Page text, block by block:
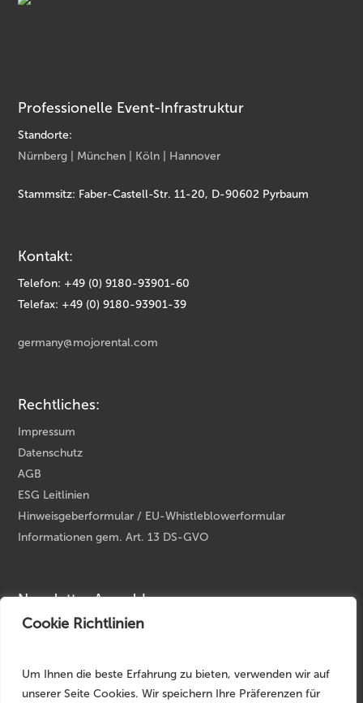
Cookie Richtlinien
Um Ihnen die beste Erfahrung zu bieten, verwenden wir auf
unserer Seite Cookies. Wir speichern Ihre Präferenzen für
Professionelle Event-Infrastruktur
Standorte:
Nürnberg | München | Köln | Hannover
Stammsitz: Faber-Castell-Str. 11-20, D-90602 Pyrbaum
Kontakt:
Telefon: +49 (0) 9180-93901-60
Telefax: +49 (0) 9180-93901-39
germany@mojorental.com
Rechtliches:
Impressum
Datenschutz
AGB
ESG Leitlinien
Hinweisgeberformular / EU-Whistleblowerformular
Informationen gem. Art. 13 DS-GVO
Newsletter Anmeldung